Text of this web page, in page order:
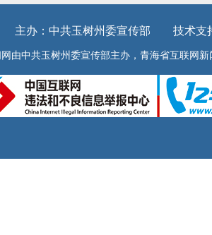
主办：中共玉树州委宣传部 技术支
由中共玉树州委宣传部主办，青海省互联网